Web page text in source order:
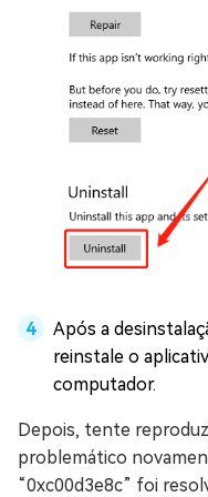
Após a
reinstale o
computador.
Depois, tente
problemático
“0xc00d3e8c” foi